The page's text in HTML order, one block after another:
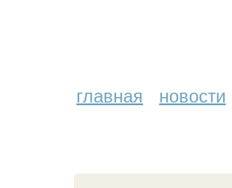
главная новости